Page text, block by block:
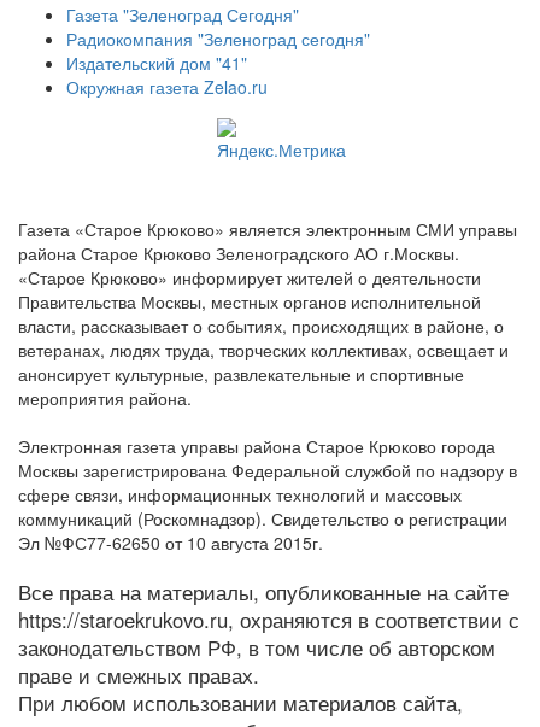
Газета "Зеленоград Сегодня"
Радиокомпания "Зеленоград сегодня"
Издательский дом "41"
Окружная газета Zelao.ru
Газета «Старое Крюково» является электронным СМИ управы
района Старое Крюково Зеленоградского АО г.Москвы.
«Старое Крюково» информирует жителей о деятельности
Правительства Москвы, местных органов исполнительной
власти, рассказывает о событиях, происходящих в районе, о
ветеранах, людях труда, творческих коллективах, освещает и
анонсирует культурные, развлекательные и спортивные
мероприятия района.
Электронная газета управы района Старое Крюково города
Москвы зарегистрирована Федеральной службой по надзору в
сфере связи, информационных технологий и массовых
коммуникаций (Роскомнадзор). Свидетельство о регистрации
Эл №ФС77-62650 от 10 августа 2015г.
Все права на материалы, опубликованные на сайте
https://staroekrukovo.ru, охраняются в соответствии с
законодательством РФ, в том числе об авторском
праве и смежных правах.
При любом использовании материалов сайта,